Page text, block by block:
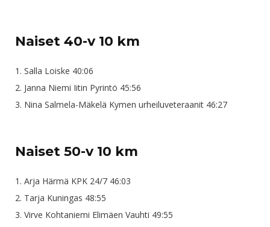
Naiset 40-v 10 km
1. Salla Loiske 40:06
2. Janna Niemi Iitin Pyrintö 45:56
3. Nina Salmela-Mäkelä Kymen urheiluveteraanit 46:27
Naiset 50-v 10 km
1. Arja Härmä KPK 24/7 46:03
2. Tarja Kuningas 48:55
3. Virve Kohtaniemi Elimäen Vauhti 49:55